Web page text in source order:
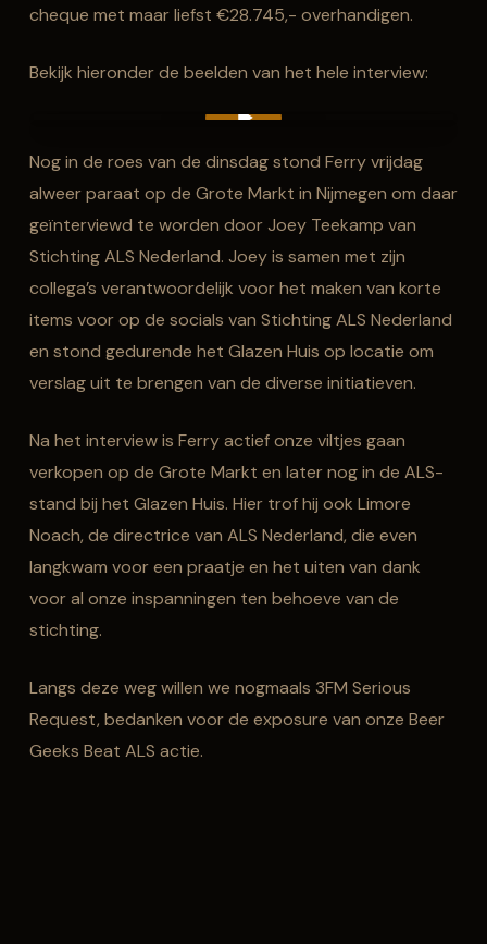
cheque met maar liefst €28.745,- overhandigen.
Bekijk hieronder de beelden van het hele interview:
Play Video
Nog in de roes van de dinsdag stond Ferry vrijdag
alweer paraat op de Grote Markt in Nijmegen om daar
geïnterviewd te worden door Joey Teekamp van
Stichting ALS Nederland. Joey is samen met zijn
collega’s verantwoordelijk voor het maken van korte
items voor op de socials van Stichting ALS Nederland
en stond gedurende het Glazen Huis op locatie om
verslag uit te brengen van de diverse initiatieven.
Na het interview is Ferry actief onze viltjes gaan
verkopen op de Grote Markt en later nog in de ALS-
stand bij het Glazen Huis. Hier trof hij ook Limore
Noach, de directrice van ALS Nederland, die even
langkwam voor een praatje en het uiten van dank
voor al onze inspanningen ten behoeve van de
stichting.
Langs deze weg willen we nogmaals 3FM Serious
Request, bedanken voor de exposure van onze Beer
Geeks Beat ALS actie.